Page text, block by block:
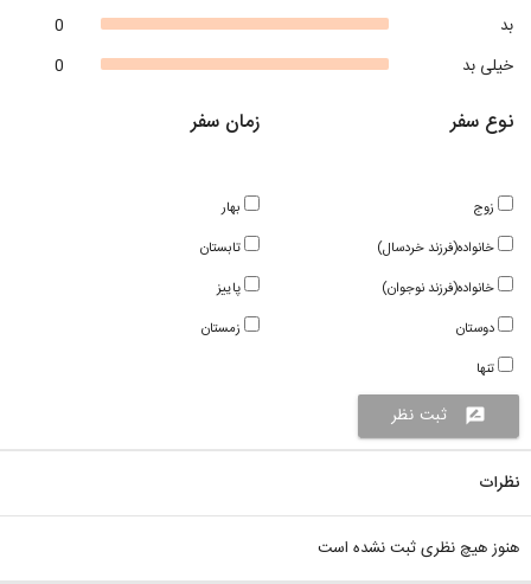
0
بد
0
خیلی بد
زمان سفر
بهار
تابستان
پاییز
زمستان
نوع سفر
زوج
خانواده(فرزند خردسال)
خانواده(فرزند نوجوان)
دوستان
تنها
rate_review ثبت نظر
نظرات
هنوز هیچ نظری ثبت نشده است